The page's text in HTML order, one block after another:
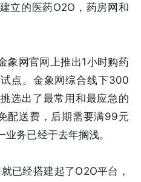
立的医药O2O，药房网和
象网官网上推出1小时购药
点。金象网综合线下300
选出了最常用和最应急的
配送费，后期需要满99元
务已经于去年搁浅。
已经搭建起了O2O平台，